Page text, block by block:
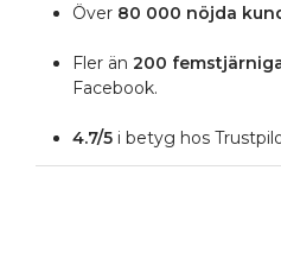
Över 80 000 nöjda
Fler än 200
Facebook.
4.7/5i betyg hos